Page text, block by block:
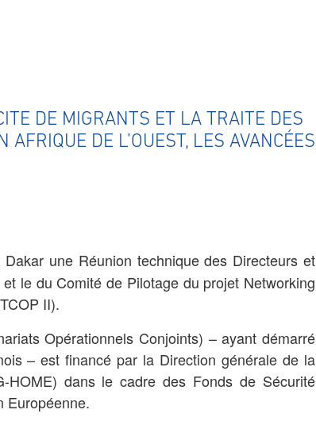
DE MIGRANTS ET LA TRAITE DES
DE L’OUEST, LES AVANCÉES
Dakar une Réunion technique des Directeurs et
le du Comité de Pilotage du projet Networking
II).
Opérationnels Conjoints) – ayant démarré
– est financé par la Direction générale de la
HOME) dans le cadre des Fonds de Sécurité
Européenne.